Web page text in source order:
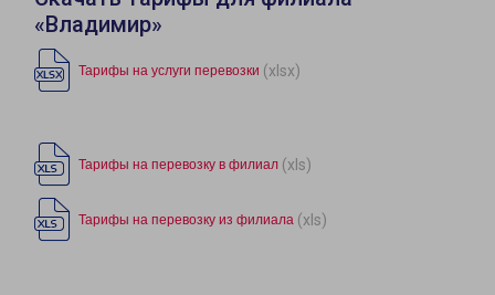
«Владимир»
Тарифы на услуги перевозки (xlsx)
Тарифы на перевозку в филиал (xls)
Тарифы на перевозку из филиала (xls)